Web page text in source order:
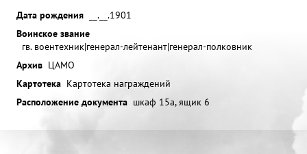
Дата рождения
__.__.1901
Воинское звание
гв. воентехник|генерал-лейтенант|генерал-полковник
Архив ЦАМО
Картотека Картотека награждений
Расположение документа шкаф 15a, ящик 6